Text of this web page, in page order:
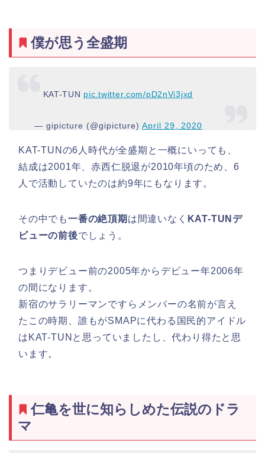
僕が思う全盛期
KAT-TUN pic.twitter.com/pD2nVi3jxd
— gipicture (@gipicture)April 29, 2020
KAT-TUNの6人時代が全盛期と一概にいっても、
結成は2001年、赤西仁脱退が2010年頃のため、6
人で活動していたのは約9年にもなります。
その中でも一番の絶頂期 は間違いなく KAT-TUNデ
ビューの前後でしょう。
つまりデビュー前の2005年からデビュー年2006年
の間になります。
新宿のサラリーマンですらメンバーの名前が言え
たこの時期、誰もがSMAPに代わる国民的アイドル
はKAT-TUNと思っていましたし、代わり得たと思
います。
仁亀を世に知らしめた伝説のドラ
マ